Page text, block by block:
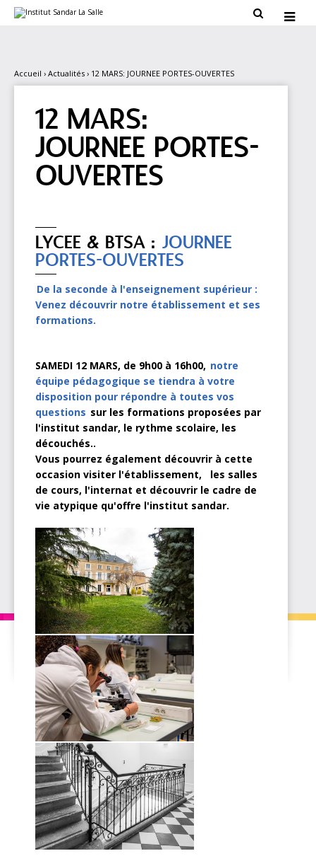
navigation
personnels
 
Accueil › Actualités › 12 MARS: JOURNEE PORTES-OUVERTES
12 MARS:
JOURNEE PORTES-
OUVERTES
LYCEE & BTSA : JOURNEE
PORTES-OUVERTES
De la seconde à l'enseignement supérieur :
Venez découvrir notre établissement et ses
formations.
SAMEDI 12 MARS, de 9h00 à 16h00, notre
équipe pédagogique se tiendra à votre
disposition pour répondre à toutes vos
questions sur les formations proposées par
l'institut sandar, le rythme scolaire, les
découchés..
Vous pourrez également découvrir à cette
occasion visiter l'établissement, les salles
de cours, l'internat et découvrir le cadre de
vie atypique qu'offre l'institut sandar.